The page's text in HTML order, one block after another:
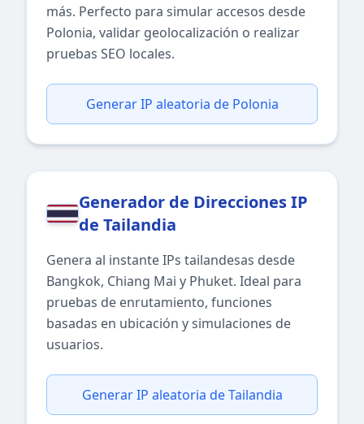
más. Perfecto para simular accesos desde
Polonia, validar geolocalización o realizar
pruebas SEO locales.
Generar IP aleatoria de Polonia
Generador de Direcciones IP
de Tailandia
Genera al instante IPs tailandesas desde
Bangkok, Chiang Mai y Phuket. Ideal para
pruebas de enrutamiento, funciones
basadas en ubicación y simulaciones de
usuarios.
Generar IP aleatoria de Tailandia